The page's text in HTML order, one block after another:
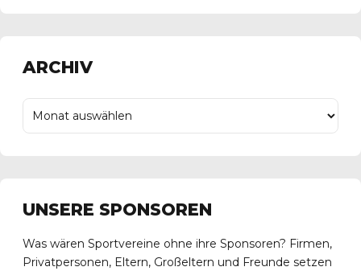
ARCHIV
UNSERE SPONSOREN
Was wären Sportvereine ohne ihre Sponsoren? Firmen,
Privatpersonen, Eltern, Großeltern und Freunde setzen